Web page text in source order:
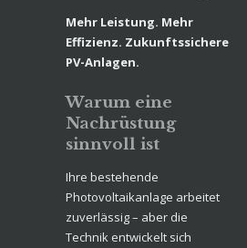
Mehr Leistung. Mehr
Effizienz. Zukunftssichere
PV-Anlagen.
Warum eine
Nachrüstung
sinnvoll ist
Ihre bestehende
Photovoltaikanlage arbeitet
zuverlässig – aber die
Technik entwickelt sich